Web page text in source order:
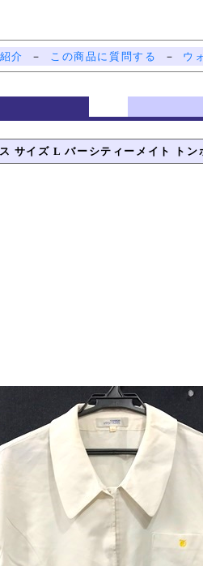
介 － この商品に質問する － ウ
サイズ L バーシティーメイト トン